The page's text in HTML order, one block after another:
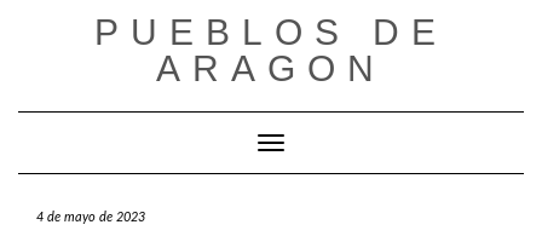
PUEBLOS DE
ARAGON
Cambiar modo de navegación
4 de mayo de 2023